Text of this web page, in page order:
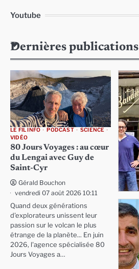
Youtube
Dernières publications
LE FIL INFO PODCAST
SCIENCE
VIDÉO
80 Jours Voyages : au cœur
du Lengai avec Guy de
Saint-Cyr
Gérald Bouchon
vendredi 07 août 2026 10:11
Quand deux générations
d'explorateurs unissent leur
passion sur le volcan le plus
étrange de la planète... En juin
2026, l'agence spécialisée 80
Jours Voyages a…